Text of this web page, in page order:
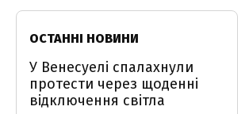
ОСТАННІ НОВИНИ
У Венесуелі спалахнули
протести через щоденні
відключення світла